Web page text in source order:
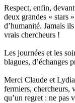
Respect, enfin,
deux grandes « stars
d’humanité. Jamais
vrais chercheurs !
Les journées et les
blagues, d’échanges
Merci Claude et
fermiers, chercheurs,
qu’un regret : ne pas